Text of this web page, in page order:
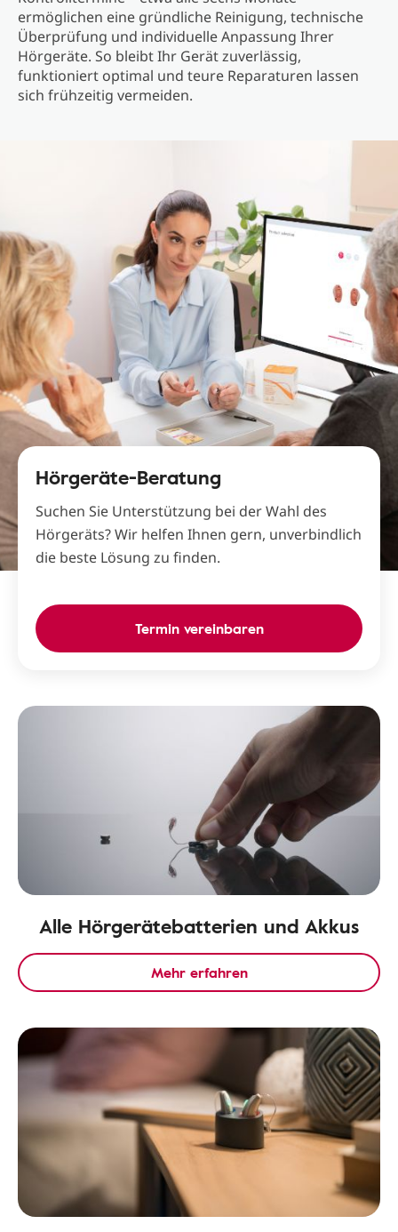
ermöglichen eine gründliche Reinigung, technische
Überprüfung und individuelle Anpassung Ihrer
Hörgeräte. So bleibt Ihr Gerät zuverlässig,
funktioniert optimal und teure Reparaturen lassen
sich frühzeitig vermeiden.
Hörgeräte-Beratung
Suchen Sie Unterstützung bei der Wahl des
Hörgeräts? Wir helfen Ihnen gern, unverbindlich
die beste Lösung zu finden.
Termin vereinbaren
Alle Hörgerätebatterien und Akkus
Mehr erfahren